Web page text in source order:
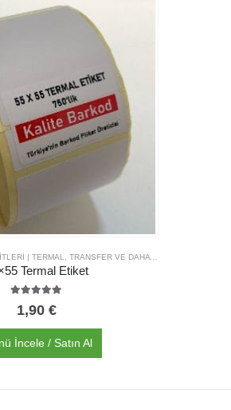
Termal Etiket
1,90 €
İncele / Satın Al